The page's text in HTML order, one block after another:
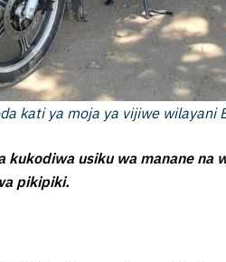
kati ya moja ya vijiwe wilayani
kukodiwa usiku wa manane na
pikipiki.